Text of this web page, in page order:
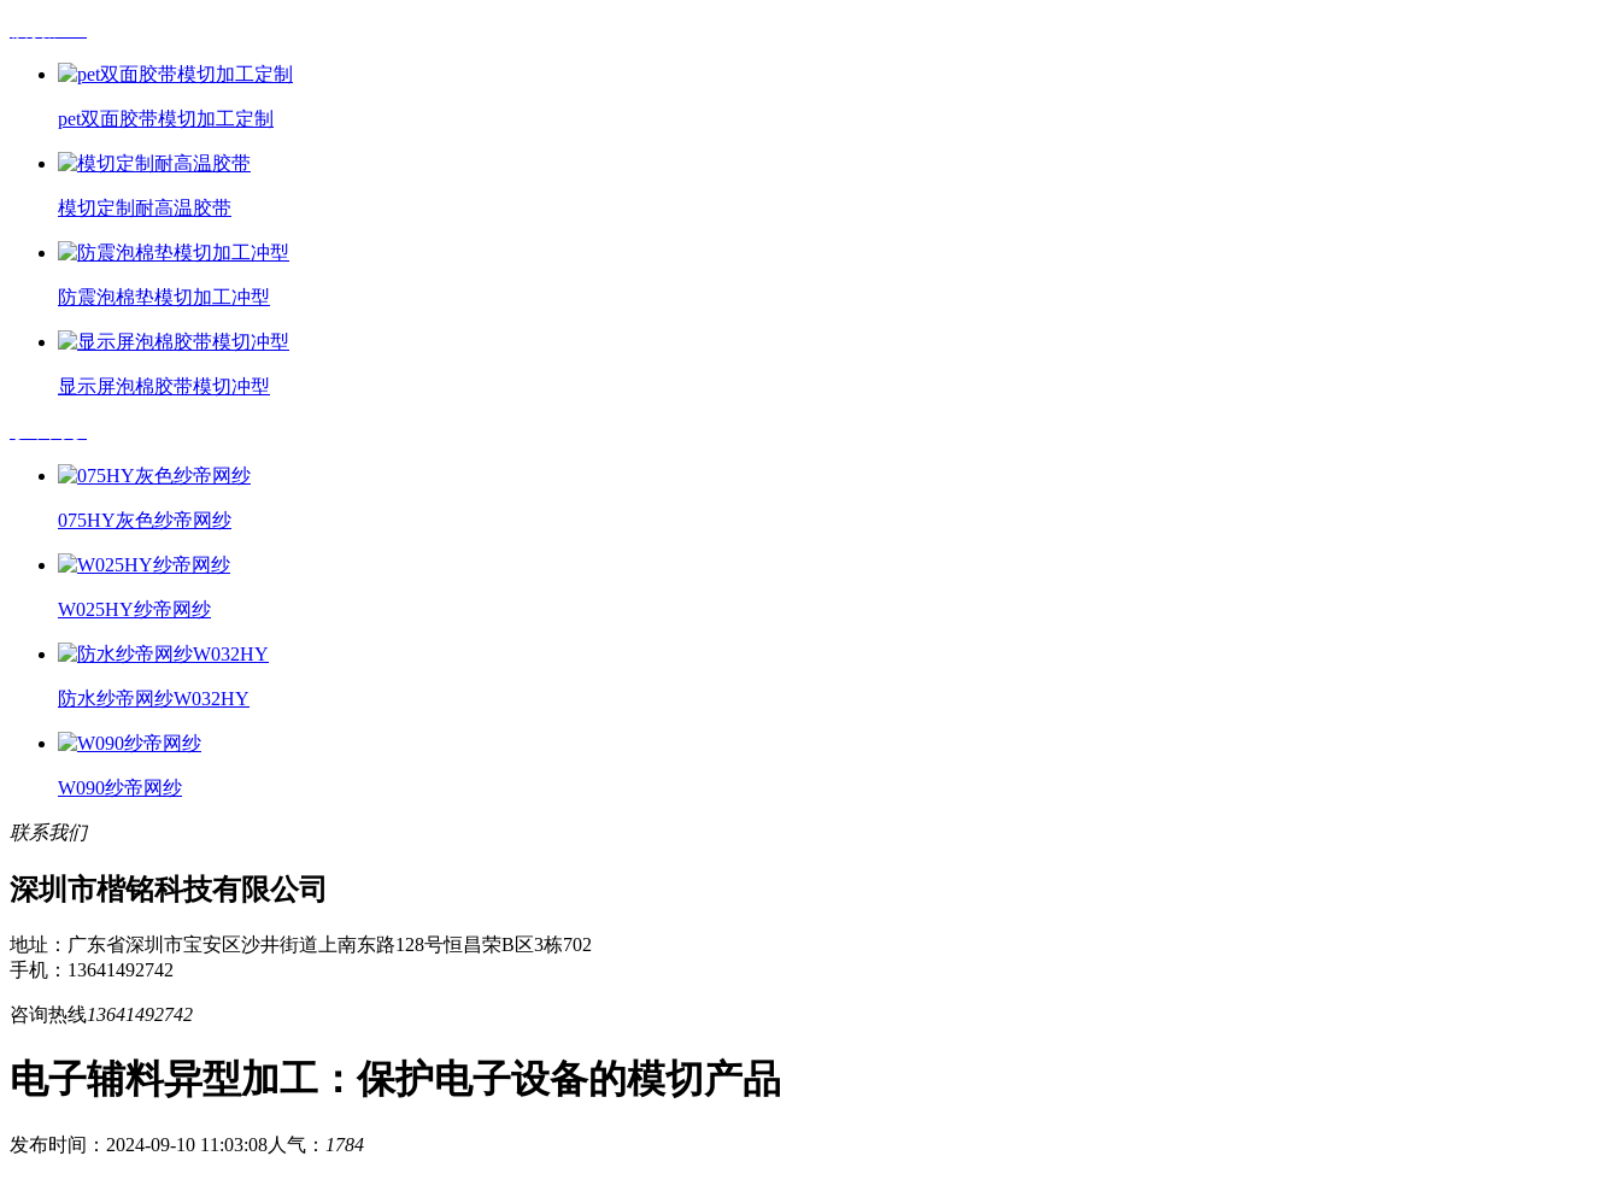
pet双面胶带模切加工定制
模切定制耐高温胶带
防震泡棉垫模切加工冲型
显示屏泡棉胶带模切冲型
075HY灰色纱帝网纱
W025HY纱帝网纱
防水纱帝网纱W032HY
W090纱帝网纱
联系我们
深圳市楷铭科技有限公司
地址：广东省深圳市宝安区沙井街道上南东路128号恒昌荣B区3栋702
手机：13641492742
咨询热线13641492742
​电子辅料异型加工：保护电子设备的模切产品
发布时间：2024-09-10 11:03:08人气： 1784